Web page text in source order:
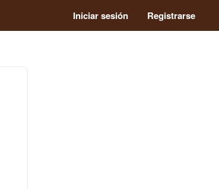
Iniciar sesión Registrarse